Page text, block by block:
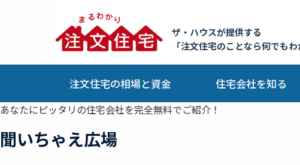
ザ・ハウスが提供する
「注文住宅のことなら何でも
注文住宅の相場と資金 住宅会社を知る
あなたにピッタリの住宅会社を完全無料でご紹介！
聞いちゃえ広場